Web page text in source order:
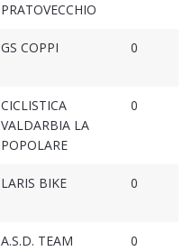
PRATOVECCHIO
GS COPPI 0
CICLISTICA
VALDARBIA LA
POPOLARE
0
LARIS BIKE 0
A.S.D. TEAM
0